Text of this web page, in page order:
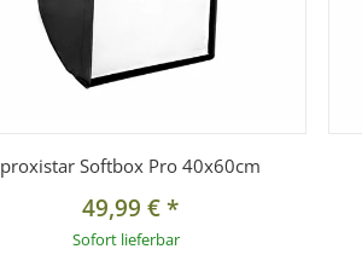
proxistar Softbox Pro 40x60cm
49,99 €*
Sofort lieferbar